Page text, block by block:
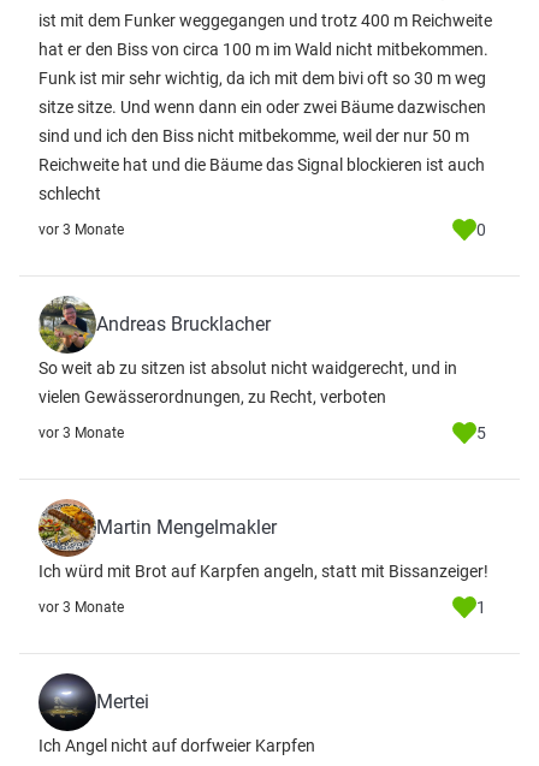
ist mit dem Funker weggegangen und trotz 400 m Reichweite
hat er den Biss von circa 100 m im Wald nicht mitbekommen.
Funk ist mir sehr wichtig, da ich mit dem bivi oft so 30 m weg
sitze sitze. Und wenn dann ein oder zwei Bäume dazwischen
sind und ich den Biss nicht mitbekomme, weil der nur 50 m
Reichweite hat und die Bäume das Signal blockieren ist auch
schlecht
vor 3 Monate 0
Andreas Brucklacher
So weit ab zu sitzen ist absolut nicht waidgerecht, und in
vielen Gewässerordnungen, zu Recht, verboten
vor 3 Monate 5
Martin Mengelmakler
Ich würd mit Brot auf Karpfen angeln, statt mit Bissanzeiger!
vor 3 Monate 1
Mertei
Ich Angel nicht auf dorfweier Karpfen